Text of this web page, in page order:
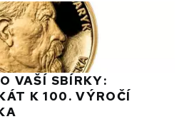
VAŠÍ SBÍRKY:
K 100. VÝROČÍ